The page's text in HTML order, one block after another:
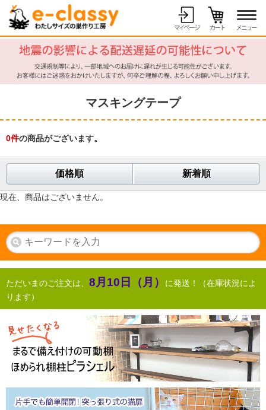
マスキングテープ
0件の商品がございます。
価格順 新着順
現在、商品はございません。
ただいまのご注文は、 8月10日（月）
に発送！（在庫状況によ
ります）